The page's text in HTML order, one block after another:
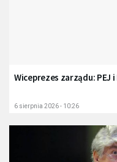
Wiceprezes zarządu: PEJ
6 sierpnia 2026 - 10:26